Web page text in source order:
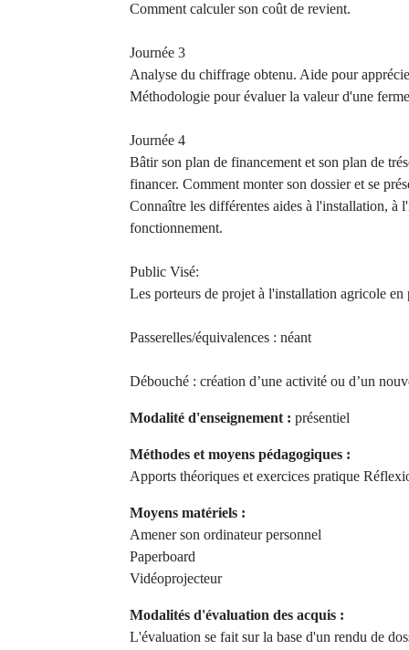
Comment calculer son coût de revient.
Journée 3
Analyse du chiffrage obtenu. Aide pour
Méthodologie pour évaluer la valeur d'une
Journée 4
Bâtir son plan de financement et son plan de
financer. Comment monter son dossier et se
Connaître les différentes aides à l'installation, à
fonctionnement.
Public Visé:
Les porteurs de projet à l'installation agricole en
Passerelles/équivalences : néant
Débouché : création d’une activité ou d’un
Modalité d'enseignement : présentiel
Méthodes et moyens pédagogiques :
Apports théoriques et exercices pratique
Moyens matériels :
Amener son ordinateur personnel
Paperboard
Vidéoprojecteur
Modalités d'évaluation des acquis :
L'évaluation se fait sur la base d'un rendu de